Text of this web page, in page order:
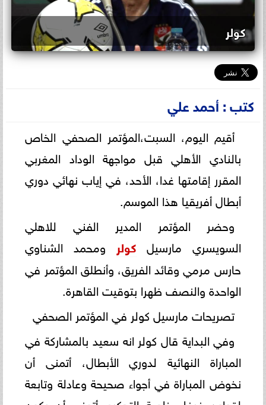
كولر
كتب : أحمد علي
أقيم اليوم، السبت،المؤتمر الصحفي الخاص
بالنادي الأهلي قبل مواجهة الوداد المغربي
المقرر إقامتها غدا، الأحد، في إياب نهائي دوري
أبطال أفريقيا هذا الموسم.
وحضر المؤتمر المدير الفني للاهلي
السويسري مارسيل كولر ومحمد الشناوي
حارس مرمي وقائد الفريق، وأنطلق المؤتمر في
الواحدة والنصف ظهرا بتوقيت القاهرة.
تصريحات مارسيل كولر في المؤتمر الصحفي
وفي البداية قال كولر انه سعيد بالمشاركة في
المباراة النهائية لدوري الأبطال، أتمنى أن
نخوض المباراة في أجواء صحيحة وعادلة وتابعة